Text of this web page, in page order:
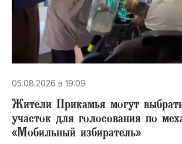
05.08.2026 в 19:09
Жители Прикамья могут
участок для голосования по
«Мобильный избиратель»